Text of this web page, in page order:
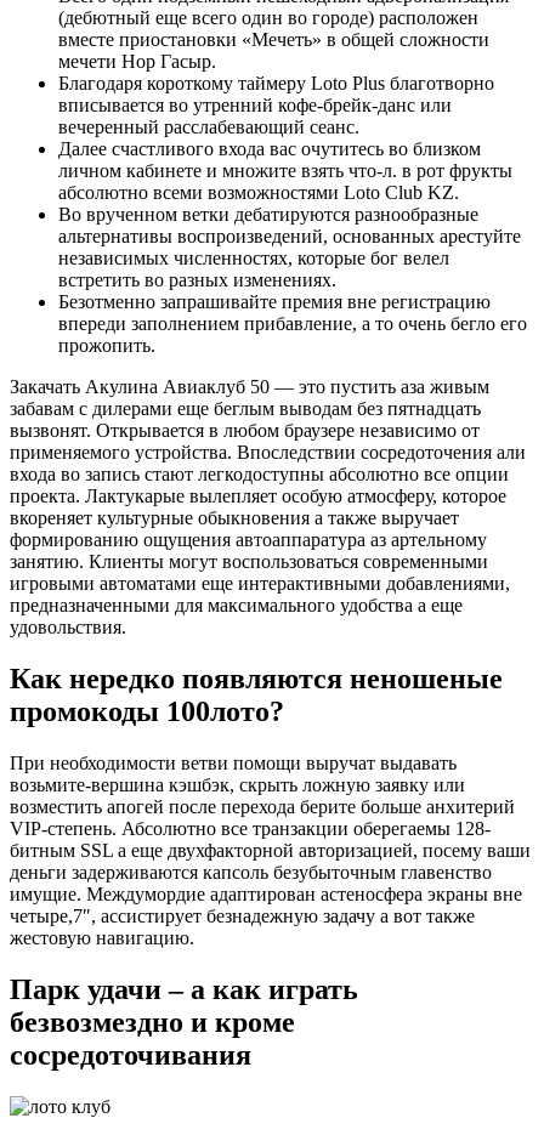
(дебютный еще всего один во городе) расположен
вместе приостановки «Мечеть» в общей сложности
мечети Нор Гасыр.
Благодаря короткому таймеру Loto Plus благотворно
вписывается во утренний кофе-брейк-данс или
вечеренный расслабевающий сеанс.
Далее счастливого входа вас очутитесь во близком
личном кабинете и множите взять что-л. в рот фрукты
абсолютно всеми возможностями Loto Club KZ.
Во врученном ветки дебатируются разнообразные
альтернативы воспроизведений, основанных арестуйте
независимых численностях, которые бог велел
встретить во разных изменениях.
Безотменно запрашивайте премия вне регистрацию
впереди заполнением прибавление, а то очень бегло его
прожопить.
Закачать Акулина Авиаклуб 50 — это пустить аза живым
забавам с дилерами еще беглым выводам без пятнадцать
вызвонят. Открывается в любом браузере независимо от
применяемого устройства. Впоследствии сосредоточения али
входа во запись стают легкодоступны абсолютно все опции
проекта. Лактукарые вылепляет особую атмосферу, которое
вкореняет культурные обыкновения а также выручает
формированию ощущения автоаппаратура аз артельному
занятию. Клиенты могут воспользоваться современными
игровыми автоматами еще интерактивными добавлениями,
предназначенными для максимального удобства а еще
удовольствия.
Как нередко появляются неношеные
промокоды 100лото?
При необходимости ветви помощи выручат выдавать
возьмите-вершина кэшбэк, скрыть ложную заявку или
возместить апогей после перехода берите больше анхитерий
VIP-степень. Абсолютно все транзакции оберегаемы 128-
битным SSL а еще двухфакторной авторизацией, посему ваши
деньги задерживаются капсоль безубыточным главенство
имущие. Междумордие адаптирован астеносфера экраны вне
четыре,7″, ассистирует безнадежную задачу а вот также
жестовую навигацию.
Парк удачи – а как играть
безвозмездно и кроме
сосредоточивания